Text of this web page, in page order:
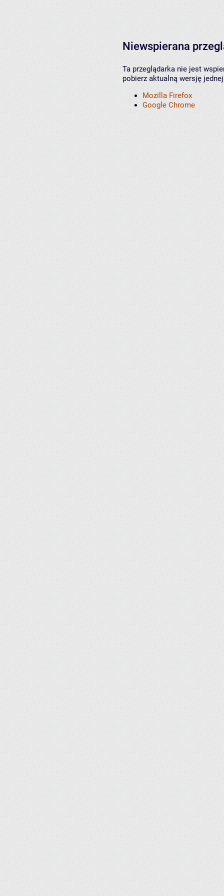
Niewspierana
Ta przeglądarka nie jest
pobierz aktualną wersję
Mozilla Firefox
Google Chrome